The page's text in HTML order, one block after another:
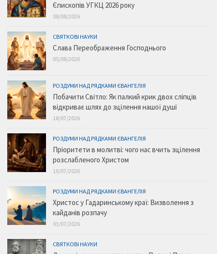
Єпископів УГКЦ 2026 року
08/08/2026
СВЯТКОВІ НАУКИ
Слава Переображення Господнього
05/08/2026
РОЗДУМИ НАД РЯДКАМИ ЄВАНГЕЛІЯ
Побачити Світло: Як палкий крик двох сліпців
відкриває шлях до зцілення нашої душі
18/07/2026
РОЗДУМИ НАД РЯДКАМИ ЄВАНГЕЛІЯ
Пріоритети в молитві: чого нас вчить зцілення
розслабленого Христом
10/07/2026
РОЗДУМИ НАД РЯДКАМИ ЄВАНГЕЛІЯ
Христос у Гадаринському краї: Визволення з
кайданів розпачу
03/07/2026
СВЯТКОВІ НАУКИ